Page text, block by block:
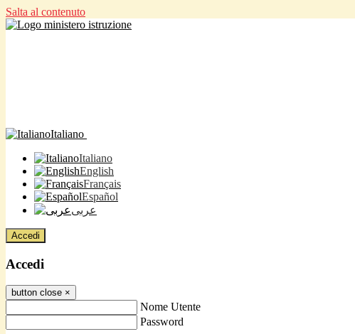
Salta al contenuto
Italiano
Italiano
English
Français
Español
عربى
Accedi
Accedi
button close ×
Nome Utente
Password